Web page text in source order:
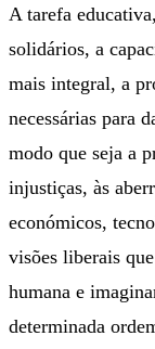
A tarefa
solidários, a
mais integral, a
necessárias para
modo que seja a
injustiças, às
económicos,
visões liberais
humana e
determinada